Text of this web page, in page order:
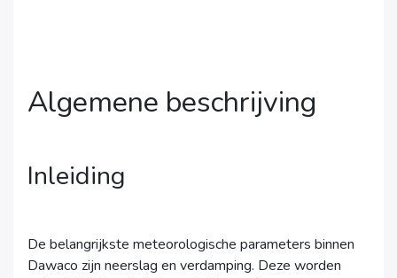
Algemene beschrijving
Inleiding
De belangrijkste meteorologische parameters binnen
Dawaco zijn neerslag en verdamping. Deze worden